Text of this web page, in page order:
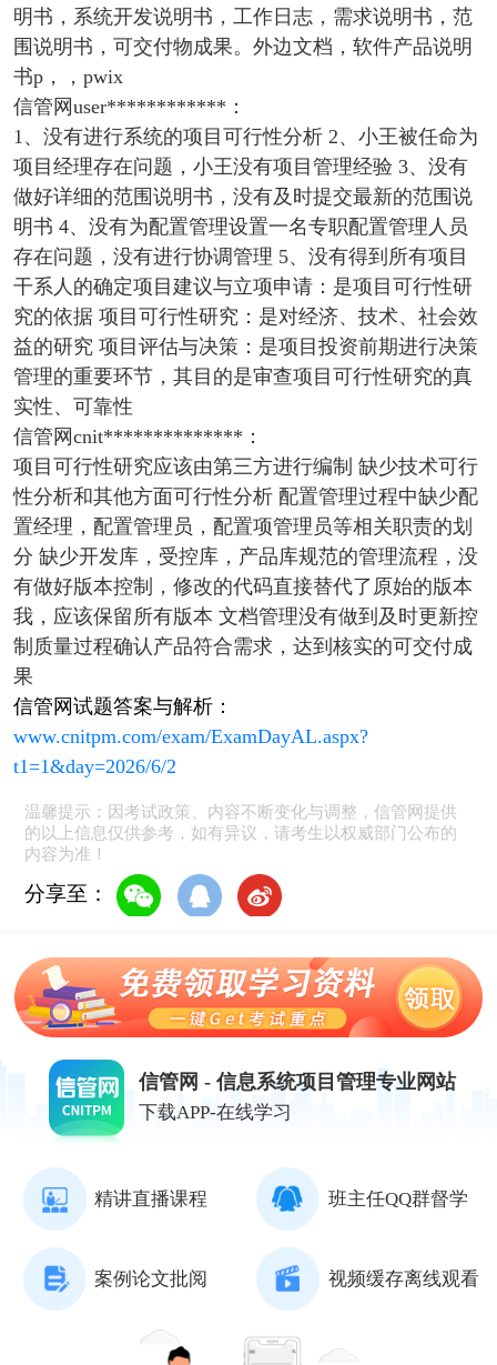
明书，系统开发说明书，工作日志，需求说明书，范
围说明书，可交付物成果。外边文档，软件产品说明
书p，，pwix
信管网user************：
1、没有进行系统的项目可行性分析 2、小王被任命为
项目经理存在问题，小王没有项目管理经验 3、没有
做好详细的范围说明书，没有及时提交最新的范围说
明书 4、没有为配置管理设置一名专职配置管理人员
存在问题，没有进行协调管理 5、没有得到所有项目
干系人的确定项目建议与立项申请：是项目可行性研
究的依据 项目可行性研究：是对经济、技术、社会效
益的研究 项目评估与决策：是项目投资前期进行决策
管理的重要环节，其目的是审查项目可行性研究的真
实性、可靠性
信管网cnit**************：
项目可行性研究应该由第三方进行编制 缺少技术可行
性分析和其他方面可行性分析 配置管理过程中缺少配
置经理，配置管理员，配置项管理员等相关职责的划
分 缺少开发库，受控库，产品库规范的管理流程，没
有做好版本控制，修改的代码直接替代了原始的版本
我，应该保留所有版本 文档管理没有做到及时更新控
制质量过程确认产品符合需求，达到核实的可交付成
果
信管网试题答案与解析：
www.cnitpm.com/exam/ExamDayAL.aspx?
t1=1&day=2026/6/2
温馨提示：因考试政策、内容不断变化与调整，信管网提供
的以上信息仅供参考，如有异议，请考生以权威部门公布的
内容为准！
分享至：
信管网 - 信息系统项目管理专业网站
下载APP-在线学习
精讲直播课程 班主任QQ群督学
案例论文批阅 视频缓存离线观看